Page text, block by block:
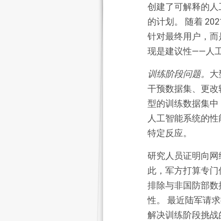
创建了可解释的人
的计划。 随着
针对最终用户，
现是建议性——人
训练阶段问题。 大
干预数据集、更
型的训练数据集
人工智能系统的
特定反应。
研究人员证明向网
此，军方打算专
排除与非国防部
性。 最近陆军请
解决训练阶段挑